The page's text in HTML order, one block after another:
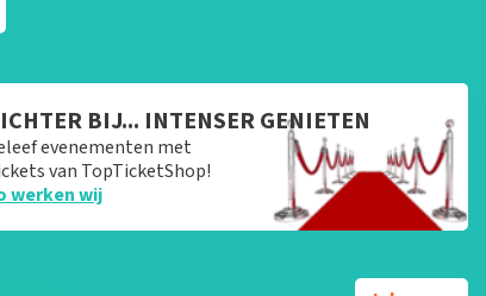
BIJ... INTENSER GENIETEN
evenementen met
van TopTicketShop!
werken wij